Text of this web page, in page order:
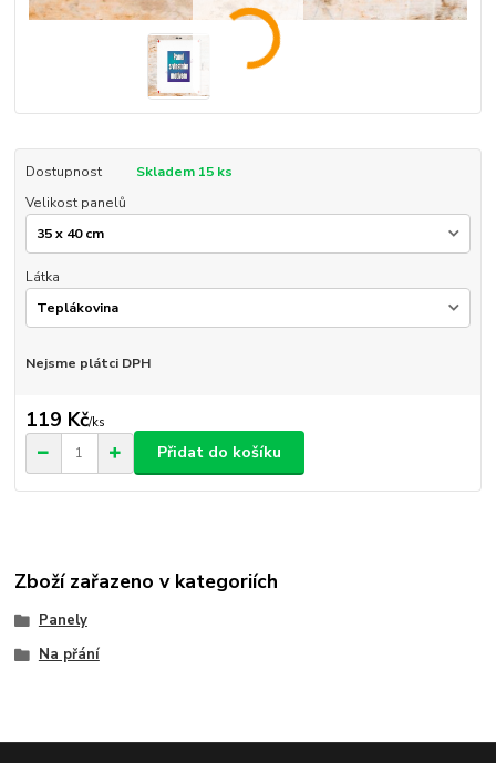
Dostupnost
Skladem 15 ks
Velikost panelů
Látka
Nejsme plátci DPH
119 Kč/ks
Přidat do košíku
Zboží zařazeno v kategoriích
Panely
Na přání